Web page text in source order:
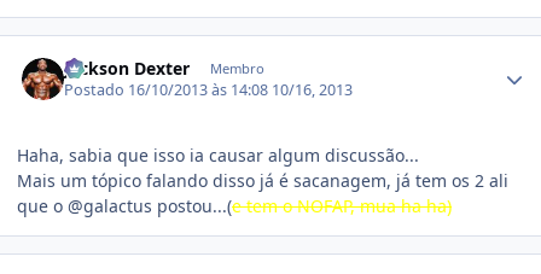
Jackson Dexter Membro
Postado 16/10/2013 às 14:08 10/16, 2013
Haha, sabia que isso ia causar algum discussão...
Mais um tópico falando disso já é sacanagem, já tem os 2 ali
que o @galactus postou...(e tem o NOFAP, mua ha ha)